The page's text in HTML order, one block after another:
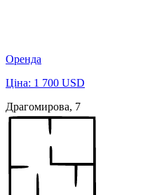
Оренда
Ціна: 1 700 USD
Драгомирова, 7